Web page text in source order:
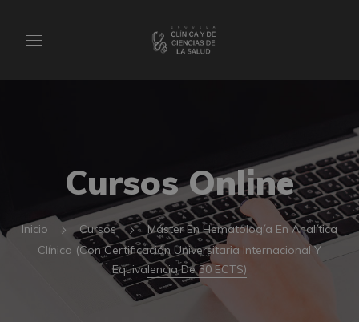
Cursos Online
Inicio Cursos
Máster En Hematología En Analítica
Clínica (Con Certificación Universitaria Internacional Y
Equivalencia De 30 ECTS)